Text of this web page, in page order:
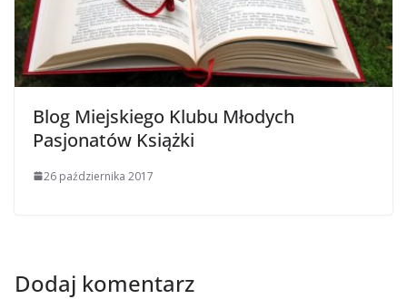
Blog Miejskiego Klubu Młodych
Pasjonatów Książki
26 października 2017
Dodaj komentarz